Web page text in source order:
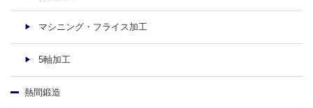
マシニング・フライス加工
5軸加工
熱間鍛造